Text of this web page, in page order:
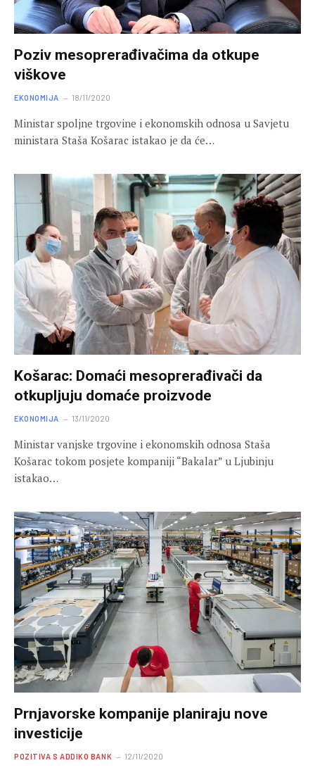
Poziv mesoprerađivačima da otkupe
viškove
EKONOMIJA 18/11/2020
Ministar spoljne trgovine i ekonomskih odnosa u Savjetu
ministara Staša Košarac istakao je da će…
Košarac: Domaći mesoprerađivači da
otkupljuju domaće proizvode
EKONOMIJA 13/11/2020
Ministar vanjske trgovine i ekonomskih odnosa Staša
Košarac tokom posjete kompaniji “Bakalar” u Ljubinju
istakao…
Prnjavorske kompanije planiraju nove
investicije
POZITIVA S ADDIKO BANK 12/11/2020